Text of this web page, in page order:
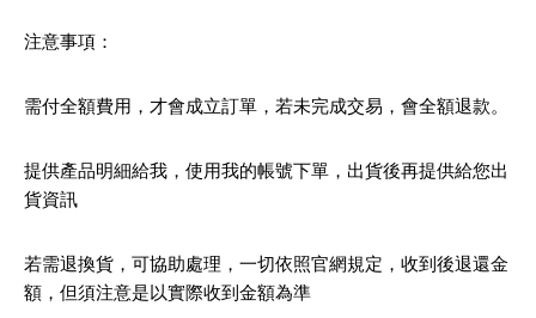
注意事項：
需付全額費用，才會成立訂單，若未完成交易，會全額退款。
提供產品明細給我，使用我的帳號下單，出貨後再提供給您出
貨資訊
若需退換貨，可協助處理，一切依照官網規定，收到後退還金
額，但須注意是以實際收到金額為準